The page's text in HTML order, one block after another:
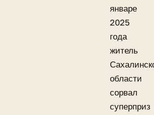
январе
2025
года
житель
области
сорвал
суперприз